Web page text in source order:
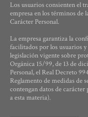
Los usuarios consienten el
empresa en los términos de
Carácter Personal.
La empresa garantiza la
facilitados por los usuarios
legislación vigente sobre
Orgánica 15/99, de 13 de
Personal, el Real Decreto
Reglamento de medidas de
contengan datos de
a esta materia).